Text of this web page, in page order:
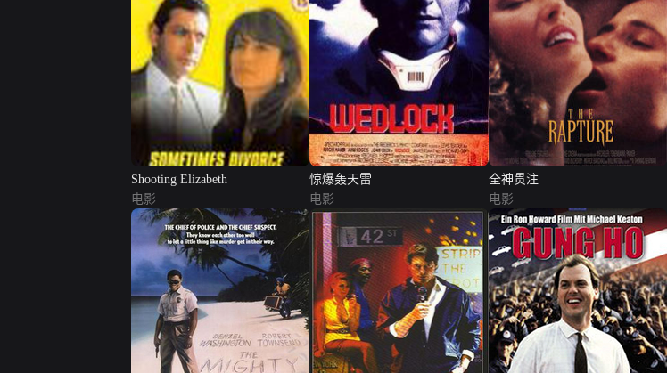
Shooting Elizabeth
电影
惊爆轰天雷
电影
全神贯注
电影